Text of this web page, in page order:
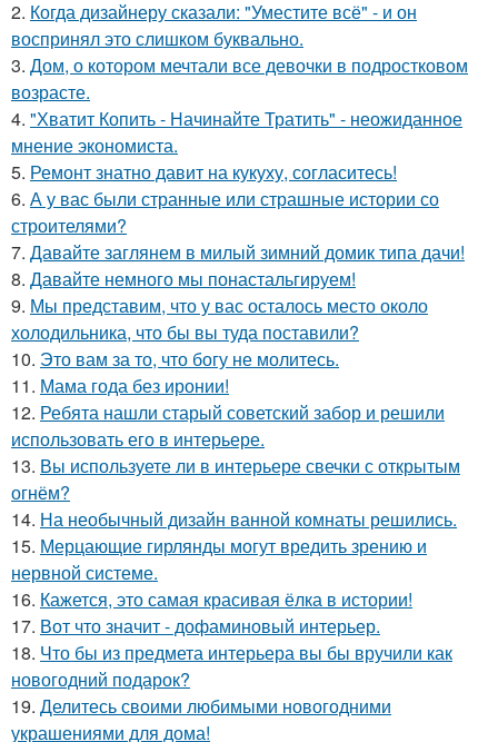
2. Когда дизайнеру сказали: "Уместите всё" - и он
воспринял это слишком буквально.
3. Дом, о котором мечтали все девочки в подростковом
возрасте.
4. "Хватит Копить - Начинайте Тратить" - неожиданное
мнение экономиста.
5. Ремонт знатно давит на кукуху, согласитесь!
6. А у вас были странные или страшные истории со
строителями?
7. Давайте заглянем в милый зимний домик типа дачи!
8. Давайте немного мы понастальгируем!
9. Мы представим, что у вас осталось место около
холодильника, что бы вы туда поставили?
10. Это вам за то, что богу не молитесь.
11. Мама года без иронии!
12. Ребята нашли старый советский забор и решили
использовать его в интерьере.
13. Вы используете ли в интерьере свечки с открытым
огнём?
14. На необычный дизайн ванной комнаты решились.
15. Мерцающие гирлянды могут вредить зрению и
нервной системе.
16. Кажется, это самая красивая ёлка в истории!
17. Вот что значит - дофаминовый интерьер.
18. Что бы из предмета интерьера вы бы вручили как
новогодний подарок?
19. Делитесь своими любимыми новогодними
украшениями для дома!